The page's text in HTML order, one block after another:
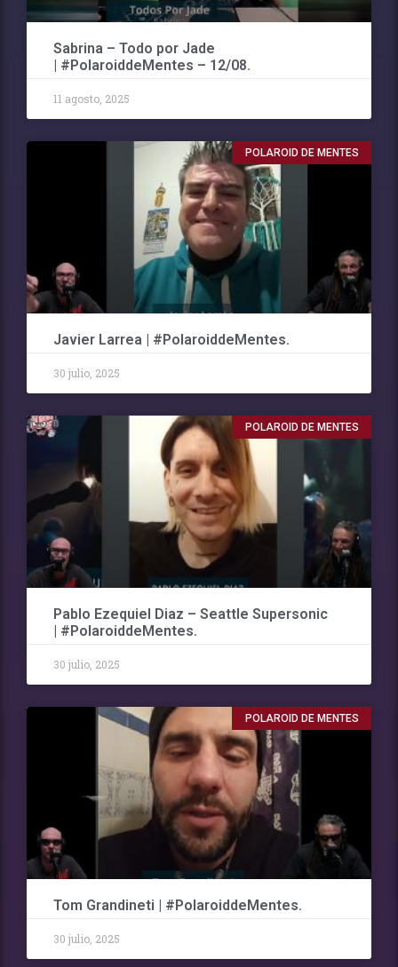
Sabrina – Todo por Jade
| #PolaroiddeMentes – 12/08.
11 agosto, 2025
POLAROID DE MENTES
Javier Larrea | #PolaroiddeMentes.
30 julio, 2025
POLAROID DE MENTES
Pablo Ezequiel Diaz – Seattle Supersonic
| #PolaroiddeMentes.
30 julio, 2025
POLAROID DE MENTES
Tom Grandineti | #PolaroiddeMentes.
30 julio, 2025